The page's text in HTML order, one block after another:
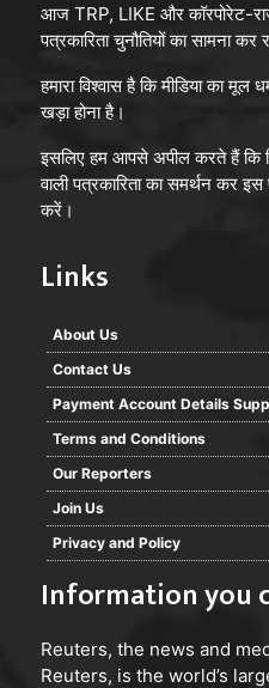
आज TRP, LIKE और कॉरपोरेट-
पत्रकारिता चुनौतियों का सामना कर
हमारा विश्वास है कि मीडिया का
खड़ा होना है।
इसलिए हम आपसे अपील करते हैं कि
वाली पत्रकारिता का समर्थन कर इस
करें।
Links
About Us
Contact Us
Payment Account Details
Terms and Conditions
Our Reporters
Join Us
Privacy and Policy
Information you
Reuters, the news and
Reuters, is the world’s